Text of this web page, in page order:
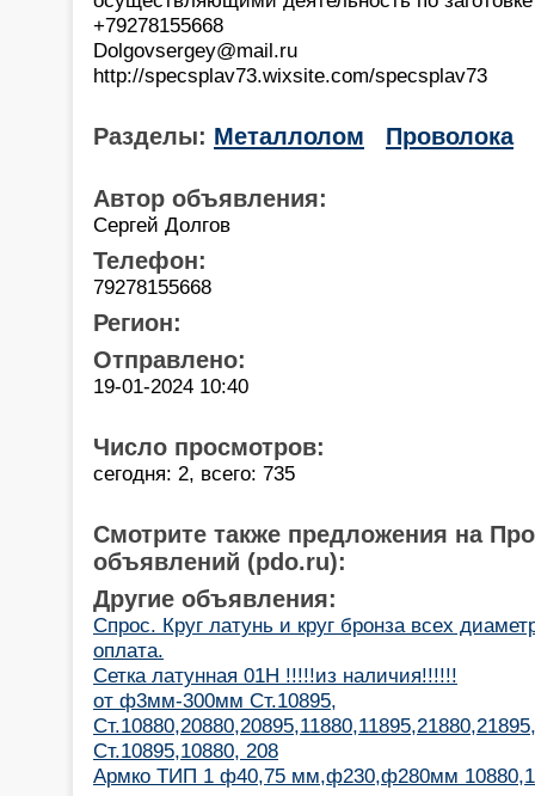
+79278155668
Dolgovsergey@mail.ru
http://specsplav73.wixsite.com/specsplav73
Разделы: Металлолом Проволока
Автор объявления:
Сергей Долгов
Телефон:
79278155668
Регион:
Отправлено:
19-01-2024 10:40
Число просмотров:
сегодня: 2, всего: 735
Смотрите также предложения на
объявлений (pdo.ru):
Другие объявления:
Спрос. Круг латунь и круг бронза всех
оплата.
Сетка латунная 01Н !!!!!из наличия!!!!!!
от ф3мм-300мм Ст.10895,
Ст.10895,10880, 208
Армко ТИП 1 ф40,75 мм,ф230,ф280мм